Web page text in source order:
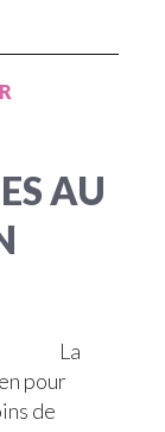
AU
La
pour
de